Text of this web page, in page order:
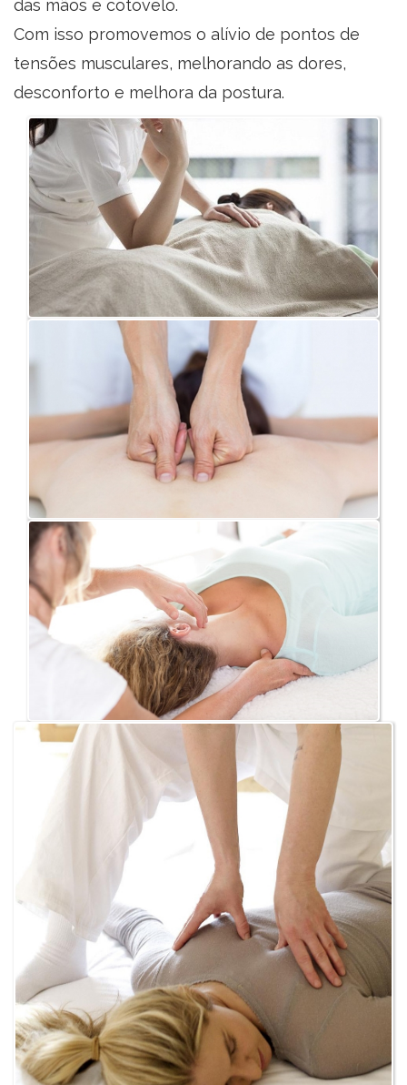
das mãos e cotovelo.
Com isso promovemos o alívio de pontos de
tensões musculares, melhorando as dores,
desconforto e melhora da postura.